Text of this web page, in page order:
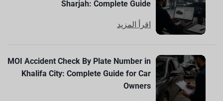
Sharjah: Complete Guide
اقرأ المزيد
MOI Accident Check By Plate Number in
Khalifa City: Complete Guide for Car
Owners